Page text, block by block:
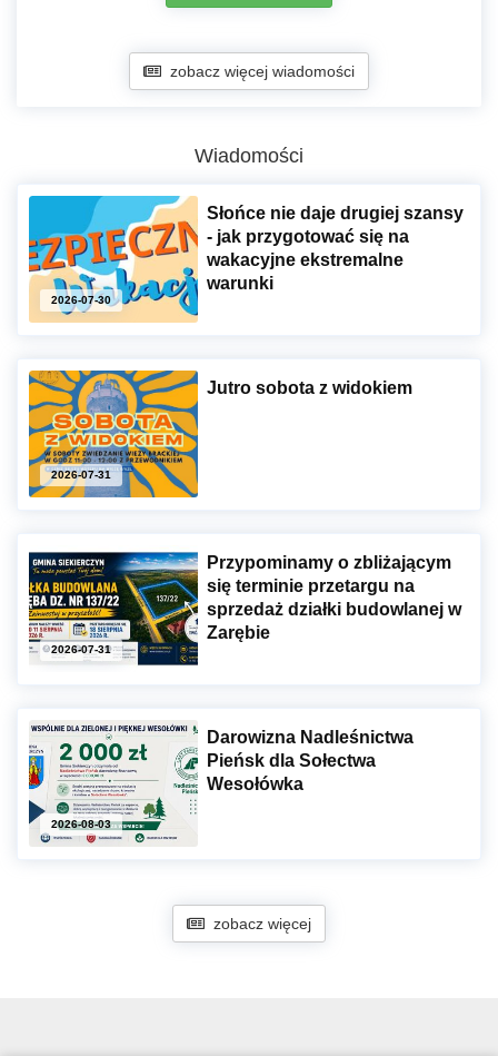
zobacz więcej wiadomości
Wiadomości
2026-07-30
Słońce nie daje drugiej szansy
- jak przygotować się na
wakacyjne ekstremalne
warunki
2026-07-31
Jutro sobota z widokiem
2026-07-31
Przypominamy o zbliżającym
się terminie przetargu na
sprzedaż działki budowlanej w
Zarębie
2026-08-03
Darowizna Nadleśnictwa
Pieńsk dla Sołectwa
Wesołówka
zobacz więcej